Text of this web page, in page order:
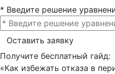
* Введите решение
Оставить заявку
Получите бесплатный гайд:
«Как избежать отказа в